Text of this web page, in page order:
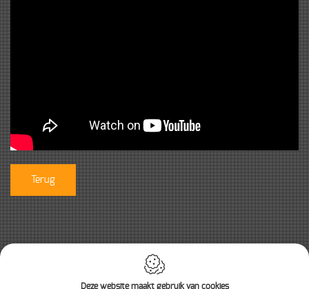
Terug
Deze website maakt gebruik van cookies